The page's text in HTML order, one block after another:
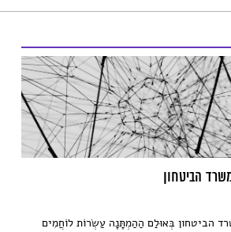
הביטחון
הביטחון בְּאוּלַם הַהַמְתָּנָה עַשְׂרוֹת לוֹחֲמִים